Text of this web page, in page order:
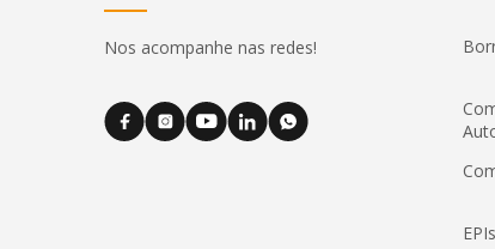
Nos acompanhe nas redes!